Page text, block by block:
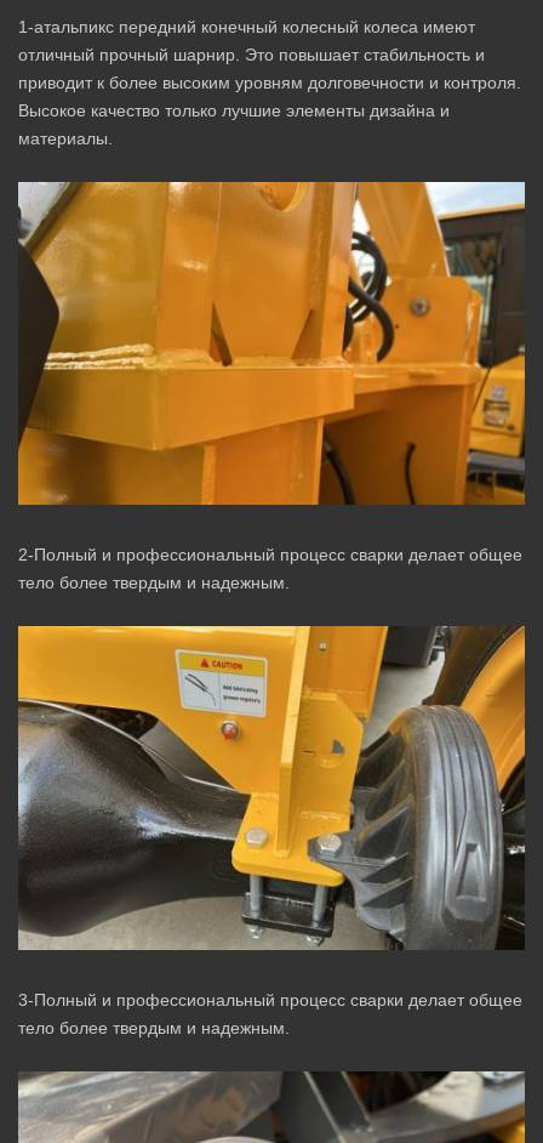
1-атальпикс передний конечный колесный колеса имеют
отличный прочный шарнир. Это повышает стабильность и
приводит к более высоким уровням долговечности и контроля.
Высокое качество только лучшие элементы дизайна и
материалы.
2-Полный и профессиональный процесс сварки делает общее
тело более твердым и надежным.
3-Полный и профессиональный процесс сварки делает общее
тело более твердым и надежным.